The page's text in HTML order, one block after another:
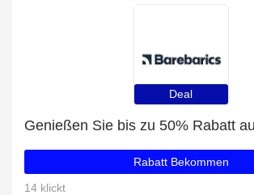
Deal
Rabatt Bekommen
14 klickt